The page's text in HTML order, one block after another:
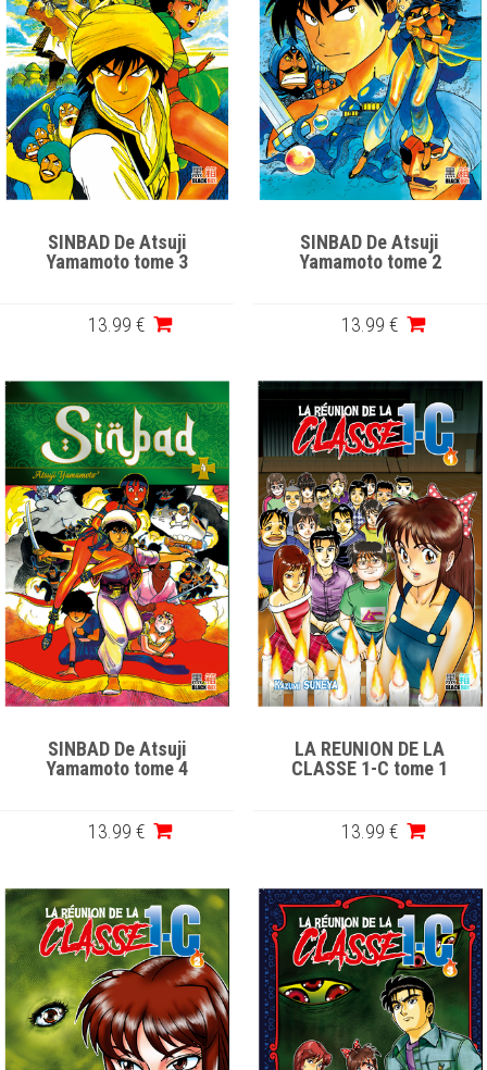
SINBAD De Atsuji
Yamamoto tome 3
13.99 €
SINBAD De Atsuji
Yamamoto tome 2
13.99 €
SINBAD De Atsuji
Yamamoto tome 4
13.99 €
LA REUNION DE LA
CLASSE 1-C tome 1
13.99 €